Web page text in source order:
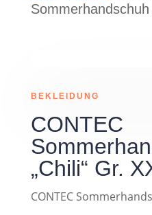
Sommerhandschuh
BEKLEIDUNG
CONTEC
„Chili“ Gr.
CONTEC